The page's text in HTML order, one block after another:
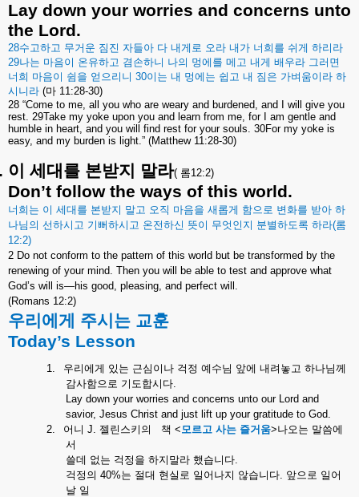
Lay down your worries and concerns unto
the Lord.
28수고하고 무거운 짐진 자들아 다 내게로 오라 내가 너희를 쉬게 하리라
29나는 마음이 온유하고 겸손하니 나의 멍에를 메고 내게 배우라 그러면
너희 마음이 쉼을 얻으리니 30이는 내 멍에는 쉽고 내 짐은 가벼움이라 하
시니라 (마 11:28-30)
28 “Come to me, all you who are weary and burdened, and I will give you
rest. 29Take my yoke upon you and learn from me, for I am gentle and
humble in heart, and you will find rest for your souls. 30For my yoke is
easy, and my burden is light.” (Matthew 11:28-30)
이 세대를 본받지 말라( 롬12:2)
Don’t follow the ways of this world.
너희는 이 세대를 본받지 말고 오직 마음을 새롭게 함으로 변화를 받아 하
나님의 선하시고 기뻐하시고 온전하신 뜻이 무엇인지 분별하도록 하라(롬
12:2)
2 Do not conform to the pattern of this world but be transformed by the
renewing of your mind. Then you will be able to test and approve what
God’s will is—his good, pleasing, and perfect will.
(Romans 12:2)
우리에게 주시는 교훈
Today’s Lesson
1. 우리에게 있는 근심이나 걱정 예수님 앞에 내려놓고 하나님께
감사함으로 기도합시다
Lay down your worries and concerns unto our Lord and
savior, Jesus Christ and just lift up your gratitude to God.
2.
어니 J. 젤린스키의 책 < 모르고 사는 즐거움>나오는 말씀에
서
쓸데 없는 걱정을 하지말라 했습니다
걱정의 40%는 절대 현실로 일어나지 않습니다 앞으로 일어
날 일